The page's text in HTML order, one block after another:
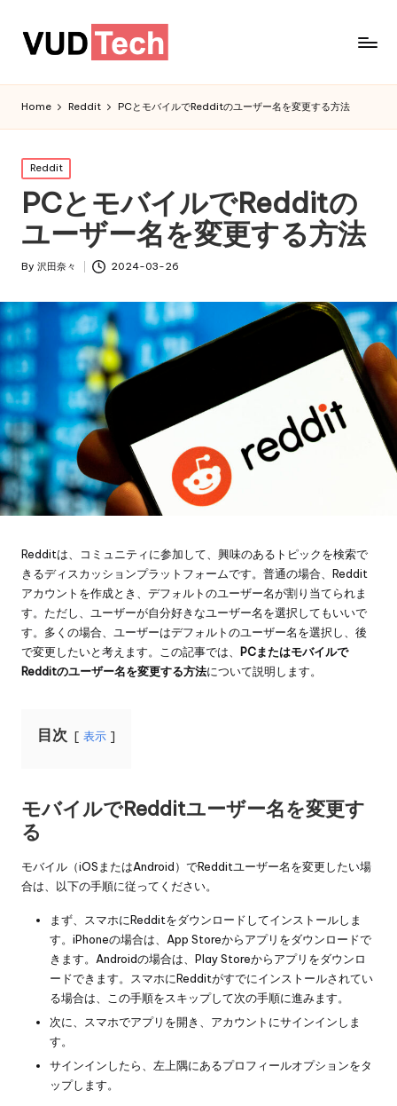
Home Reddit PCとモバイルでRedditのユーザー名を変更する方法
Posted
in
Reddit
PCとモバイルでRedditの
ユーザー名を変更する方法
Posted
By 沢田奈々 2024-03-26
Redditは、コミュニティに参加して、興味のあるトピックを検索で
きるディスカッションプラットフォームです。普通の場合、Reddit
アカウントを作成とき、デフォルトのユーザー名が割り当てられま
す。ただし、ユーザーが自分好きなユーザー名を選択してもいいで
す。多くの場合、ユーザーはデフォルトのユーザー名を選択し、後
で変更したいと考えます。この記事では、 PCまたはモバイルで
Redditのユーザー名を変更する方法について説明します。
目次 表示
モバイルでRedditユーザー名を変更す
る
モバイル（iOSまたはAndroid）でRedditユーザー名を変更したい場
合は、以下の手順に従ってください。
まず、スマホにRedditをダウンロードしてインストールしま
す。iPhoneの場合は、App Storeからアプリをダウンロードで
きます。Androidの場合は、Play Storeからアプリをダウンロ
ードできます。スマホにRedditがすでにインストールされてい
る場合は、この手順をスキップして次の手順に進みます。
次に、スマホでアプリを開き、アカウントにサインインしま
す。
サインインしたら、左上隅にあるプロフィールオプションをタ
ップします。